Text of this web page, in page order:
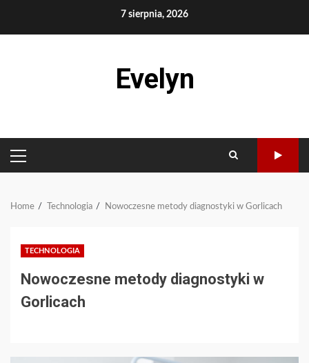
7 sierpnia, 2026
Evelyn
PRIMARY
MENU
Home Technologia Nowoczesne metody diagnostyki w Gorlicach
TECHNOLOGIA
Nowoczesne metody diagnostyki w
Gorlicach